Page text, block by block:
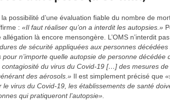
possibilité d’une évaluation fiable du nombre de
: «Il faut réaliser qu’on a interdit les autopsies.»
allégation là encore mensongère. L’OMS n’interdit
de sécurité appliquées aux personnes
n’importe quelle autopsie de personne
du virus du Covid-19 […] des mesures
des aérosols.» Il est simplement précisé que
virus du Covid-19, les établissements de santé
qui pratiqueront l’autopsie».